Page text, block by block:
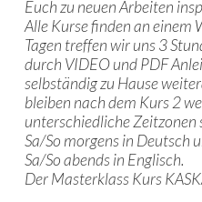
Euch zu neuen Arbeiten
Alle Kurse finden an einem
Tagen treffen wir uns 3
durch VIDEO und PDF
selbständig zu Hause
bleiben nach dem Kurs 2
unterschiedliche Zeitzonen
Sa/So morgens in Deutsch
Sa/So abends in Englisch.
Der Masterklass Kurs